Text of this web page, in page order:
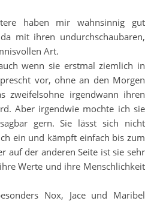
haben mir wahnsinnig gut
mit ihren undurchschaubaren,
Art.
wenn sie erstmal ziemlich in
vor, ohne an den Morgen
zweifelsohne irgendwann ihren
Aber irgendwie mochte ich sie
gern. Sie lässt sich nicht
ein und kämpft einfach bis zum
auf der anderen Seite ist sie sehr
Werte und ihre Menschlichkeit
Nox, Jace und Maribel